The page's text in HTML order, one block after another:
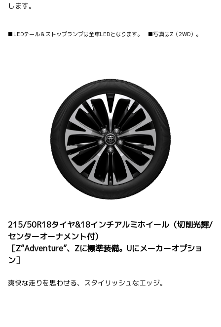
します。
■LEDテール＆ストップランプは全車LEDとなります。 ■写真はZ（2WD）。
215/50R18タイヤ&18インチアルミホイール（切削光輝/
センターオーナメント付）
［Z“Adventure”、Zに標準装備。Uにメーカーオプショ
ン］
爽快な走りを思わせる、スタイリッシュなエッジ。